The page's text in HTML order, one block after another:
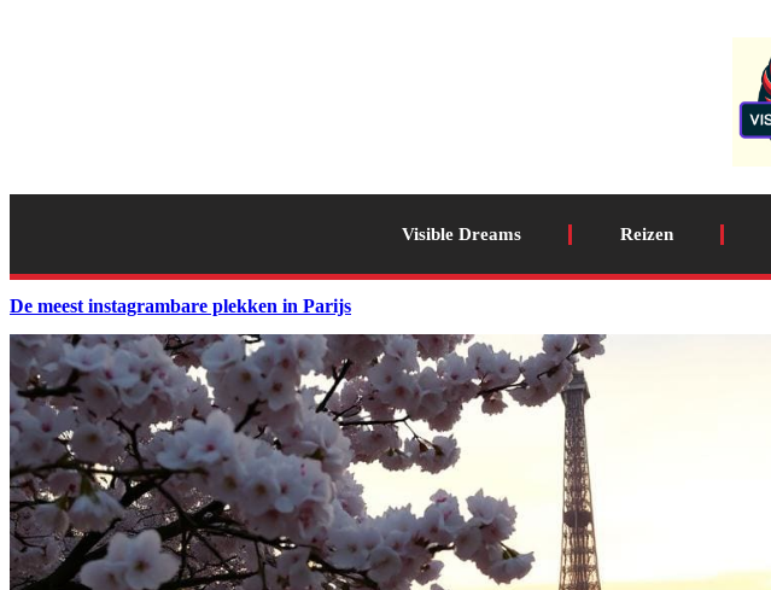
Visible Dreams Reizen
De meest instagrambare plekken in Parijs